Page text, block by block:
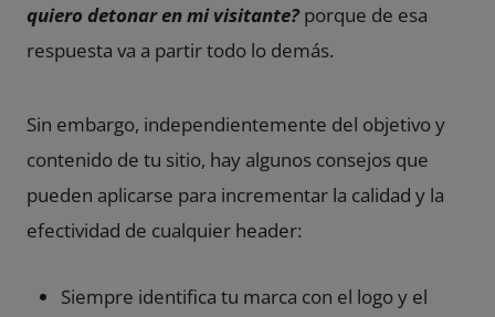
quiero detonar en mi visitante? porque de esa
respuesta va a partir todo lo demás.
Sin embargo, independientemente del objetivo y
contenido de tu sitio, hay algunos consejos que
pueden aplicarse para incrementar la calidad y la
efectividad de cualquier header:
Siempre identifica tu marca con el logo y el